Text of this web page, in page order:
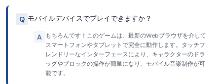
Q モバイルデバイスでプレイできますか？
A もちろんです！このゲームは、最新のWebブラウザを介して
スマートフォンやタブレットで完全に動作します。タッチフ
レンドリーなインターフェースにより、キャラクターのドラ
ッグやブロックの操作が簡単になり、モバイル音楽制作が可
能です。